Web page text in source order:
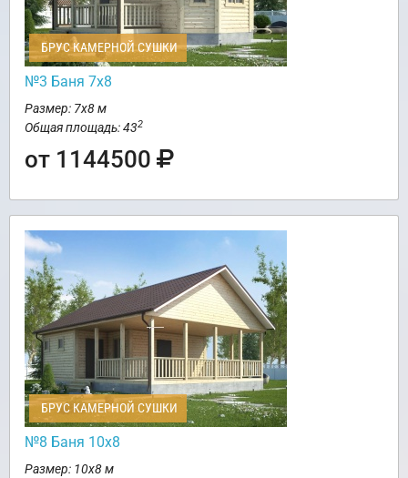
БРУС КАМЕРНОЙ СУШКИ
№3 Баня 7х8
Размер: 7х8 м
Общая площадь: 432
от 1144500
БРУС КАМЕРНОЙ СУШКИ
№8 Баня 10х8
Размер: 10х8 м